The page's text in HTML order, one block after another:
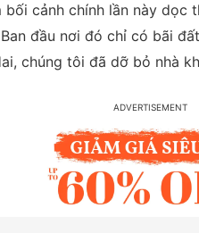
bối cảnh chính lần này dọc
đầu nơi đó chỉ có bãi
chúng tôi đã dỡ bỏ nhà